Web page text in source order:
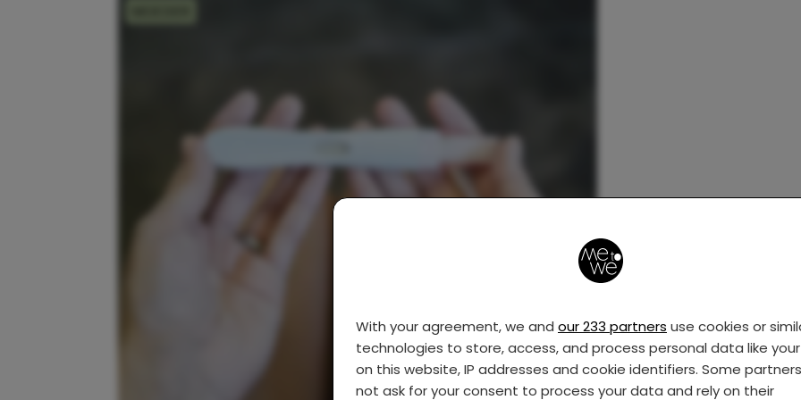
With your agreement, we and our 233 partners use cookies or
technologies to store, access, and process personal data like
on this website, IP addresses and cookie identifiers. Some
not ask for your consent to process your data and rely on their